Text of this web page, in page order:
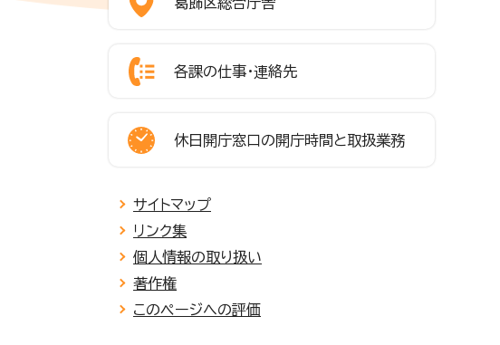
各課の仕事・連絡先
休日開庁窓口の開庁時間と取扱業務
サイトマップ
リンク集
個人情報の取り扱い
著作権
このページへの評価